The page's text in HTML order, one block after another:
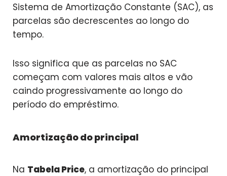
Sistema de Amortização Constante (SAC), as
parcelas são decrescentes ao longo do
tempo.
Isso significa que as parcelas no SAC
começam com valores mais altos e vão
caindo progressivamente ao longo do
período do empréstimo.
Amortização do principal
Na Tabela Price, a amortização do principal